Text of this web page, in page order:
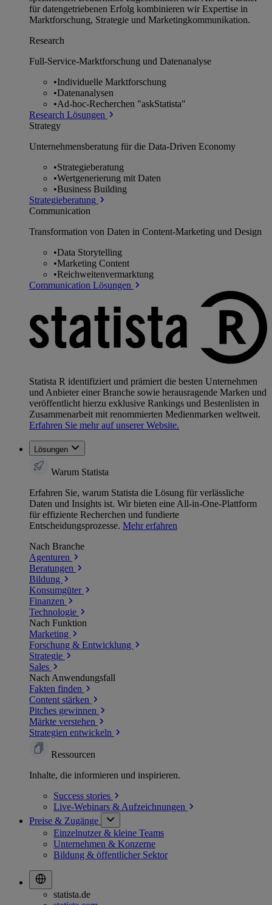
für datengetriebenen Erfolg kombinieren wir Expertise in
Marktforschung, Strategie und Marketingkommunikation.
Research
Full-Service-Marktforschung und Datenanalyse
•Individuelle Marktforschung
•Datenanalysen
•Ad-hoc-Recherchen "askStatista"
Research Lösungen
Strategy
Unternehmens­beratung für die Data-Driven Economy
•Strategieberatung
•Wertgenerierung mit Daten
•Business Building
Strategieberatung
Communication
Transformation von Daten in Content-Marketing und Design
•Data Storytelling
•Marketing Content
•Reichweitenvermarktung
Communication Lösungen
Statista R identifiziert und prämiert die besten Unternehmen
und Anbieter einer Branche sowie herausragende Marken und
veröffentlicht hierzu exklusive Rankings und Bestenlisten in
Zusammenarbeit mit renommierten Medienmarken weltweit.
Erfahren Sie mehr auf unserer Website.
Lösungen
Warum Statista
Erfahren Sie, warum Statista die Lösung für verlässliche
Daten und Insights ist. Wir bieten eine All-in-One-Plattform
für effiziente Recherchen und fundierte
Entscheidungsprozesse. Mehr erfahren
Nach Branche
Agenturen
Beratungen
Bildung
Konsumgüter
Finanzen
Technologie
Nach Funktion
Marketing
Forschung & Entwicklung
Strategie
Sales
Nach Anwendungsfall
Fakten finden
Content stärken
Pitches gewinnen
Märkte verstehen
Strategien entwickeln
Ressourcen
Inhalte, die informieren und inspirieren.
Success stories
Live-Webinars & Aufzeichnungen
Preise & Zugänge
Einzelnutzer & kleine Teams
Unternehmen & Konzerne
Bildung & öffentlicher Sektor
statista.de